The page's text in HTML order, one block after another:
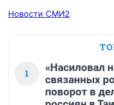
Новости СМИ2
1
«Насиловал
связанных
поворот в